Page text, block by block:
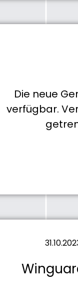
Die neue
verfügbar.